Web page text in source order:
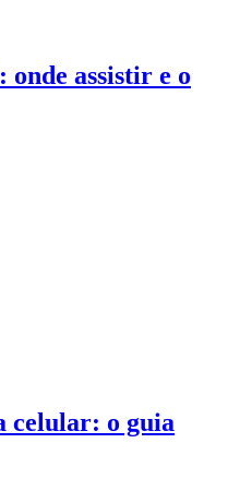
onde assistir e o
celular: o guia